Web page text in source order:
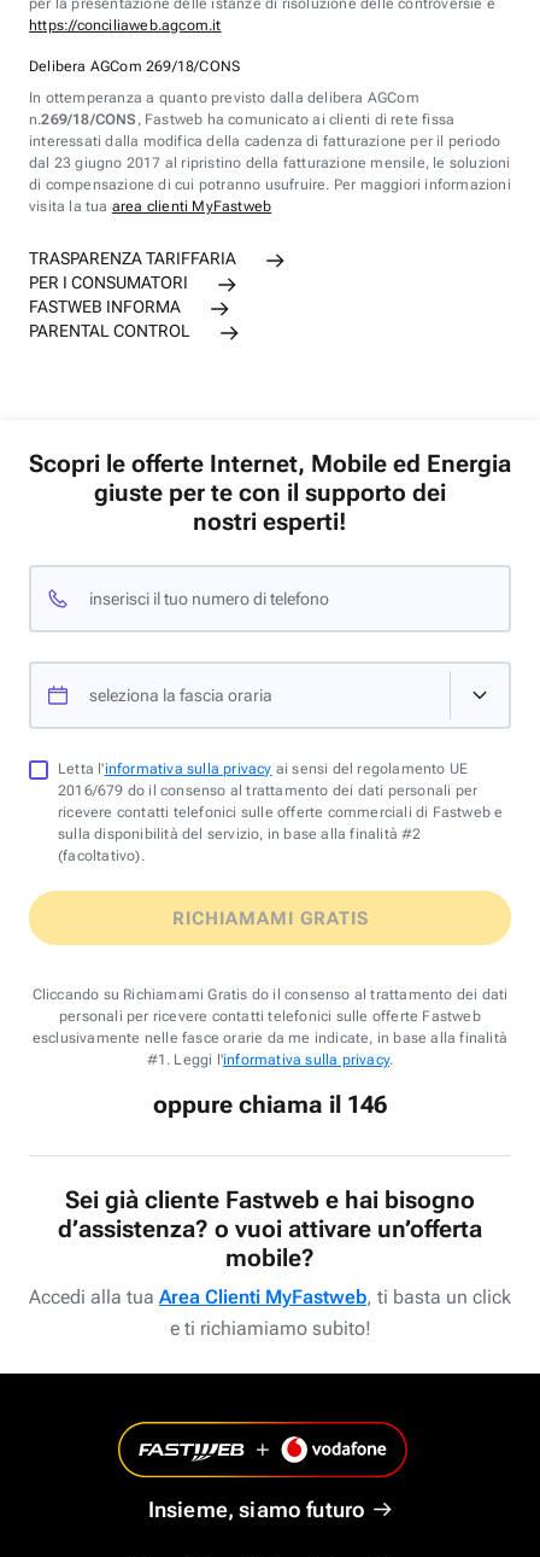
per la presentazione delle istanze di risoluzione delle controversie è
https://conciliaweb.agcom.it
Delibera AGCom 269/18/CONS
In ottemperanza a quanto previsto dalla delibera AGCom
n.269/18/CONS , Fastweb ha comunicato ai clienti di rete fissa
interessati dalla modifica della cadenza di fatturazione per il periodo
dal 23 giugno 2017 al ripristino della fatturazione mensile, le soluzioni
di compensazione di cui potranno usufruire. Per maggiori informazioni
visita la tua area clienti MyFastweb
TRASPARENZA TARIFFARIA
PER I CONSUMATORI
FASTWEB INFORMA
PARENTAL CONTROL
Scopri le offerte Internet, Mobile ed Energia
giuste per te con il supporto dei
nostri esperti!
inserisci il tuo numero di telefono
seleziona la fascia oraria
Letta l'informativa sulla privacy ai sensi del regolamento UE
2016/679 do il consenso al trattamento dei dati personali per
ricevere contatti telefonici sulle offerte commerciali di Fastweb e
sulla disponibilità del servizio, in base alla finalità #2
(facoltativo).
RICHIAMAMI GRATIS
Cliccando su Richiamami Gratis do il consenso al trattamento dei dati
personali per ricevere contatti telefonici sulle offerte Fastweb
esclusivamente nelle fasce orarie da me indicate, in base alla finalità
#1. Leggi l'informativa sulla privacy.
oppure chiama il 146
Sei già cliente Fastweb e hai bisogno
d’assistenza? o vuoi attivare un’offerta
mobile?
Accedi alla tua Area Clienti MyFastweb, ti basta un click
e ti richiamiamo subito!
Insieme, siamo futuro